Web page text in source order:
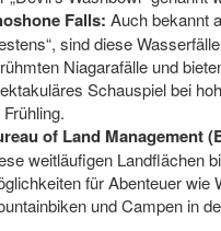
Falls: Auch bekannt
sind diese
Niagarafälle und
Schauspiel bei
of Land Management
weitläufigen Landflächen
für Abenteuer wie
und Campen in